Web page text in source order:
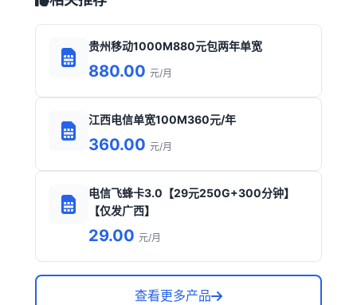
贵州移动1000M880元包两年单宽
880.00 元/月
江西电信单宽100M360元/年
360.00 元/月
电信飞蜂卡3.0【29元250G+300分钟】
【仅发广西】
29.00 元/月
查看更多产品